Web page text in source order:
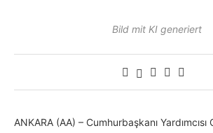
Bild mit KI generiert
ANKARA (AA) – Cumhurbaşkanı Yardımcısı